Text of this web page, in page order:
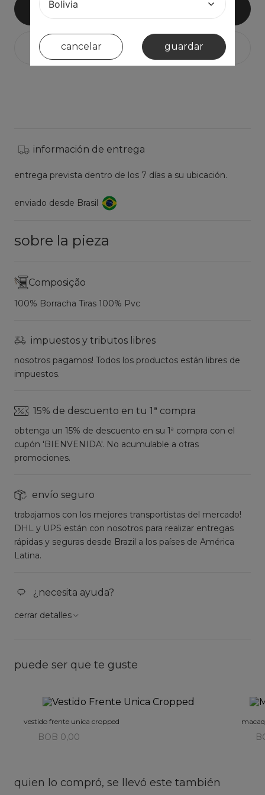
cancelar guardar
información de entrega
entrega prevista dentro de los 7 días a su ubicación.
enviado desde Brasil
sobre la pieza
Composição
100% Borracha Tiras 100% Pvc
impuestos y tributos libres
nosotros pagamos! Todos los productos están libres de
impuestos.
15% de descuento en tu 1ª compra
obtenga un 15% de descuento en su 1ª compra con el
cupón 'BIENVENIDA'. No acumulable a otras
promociones.
envío seguro
trabajamos con los mejores transportistas del mercado!
DHL y UPS están con nosotros para realizar entregas
rápidas y seguras desde Brazil a los países de América
Latina.
¿necesita ayuda?
cerrar detalles
puede ser que te guste